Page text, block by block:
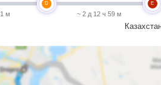
м
D
~ 2 д 12 ч 59 м
E